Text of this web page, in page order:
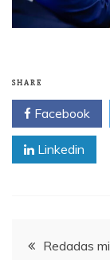
SHARE
Facebook
Linkedin
PostRedadas